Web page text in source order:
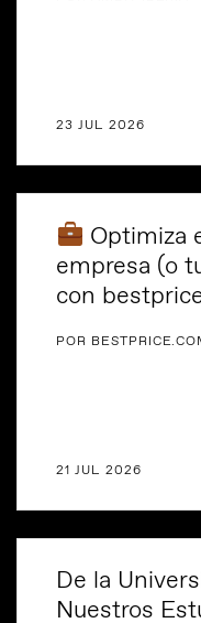
23 JUL 2026
Optimiza
empresa (o
con
POR
21 JUL 2026
De la
Nuestros